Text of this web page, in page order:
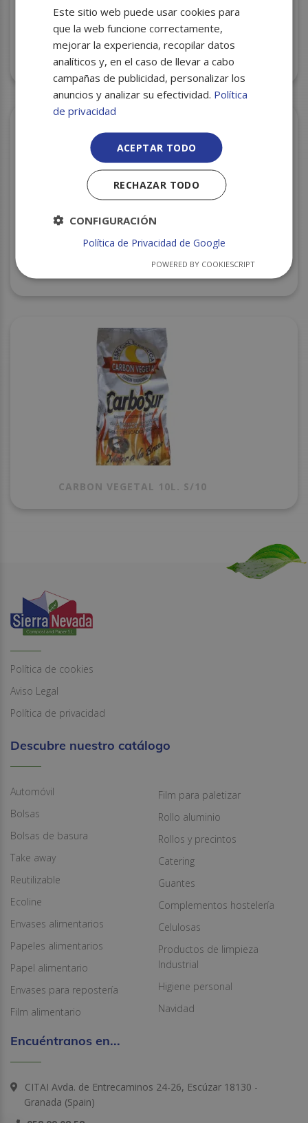
TARRINA PET ECO 750CC. P.50 C/400
CARBON VEGETAL 10L. S/10
Política de cookies
Aviso Legal
Política de privacidad
Descubre nuestro catálogo
Automóvil
Bolsas
Bolsas de basura
Take away
Reutilizable
Ecoline
Envases alimentarios
Papeles alimentarios
Papel alimentario
Envases para repostería
Film alimentario
Film para paletizar
Rollo aluminio
Rollos y precintos
Catering
Guantes
Complementos hostelería
Celulosas
Productos de limpieza
Industrial
Higiene personal
Navidad
Encuéntranos en...
CITAI Avda. de Entrecaminos 24-26, Escúzar 18130 -
Granada (Spain)
Este sitio web puede usar cookies para
que la web funcione correctamente,
mejorar la experiencia, recopilar datos
analíticos y, en el caso de llevar a cabo
campañas de publicidad, personalizar los
anuncios y analizar su efectividad. Política
de privacidad
ACEPTAR TODO
RECHAZAR TODO
CONFIGURACIÓN
Política de Privacidad de Google
POWERED BY COOKIESCRIPT